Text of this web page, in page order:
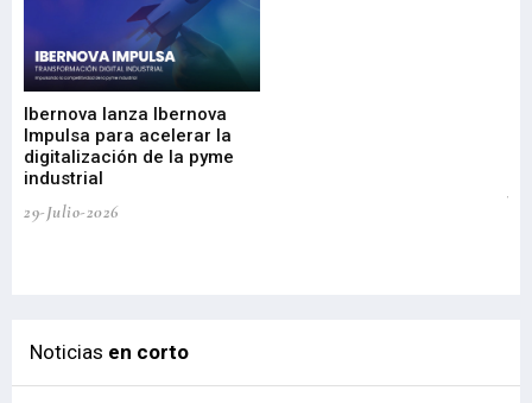
Ibernova lanza Ibernova
Impulsa para acelerar la
digitalización de la pyme
industrial
29-Julio-2026
Noticias en corto